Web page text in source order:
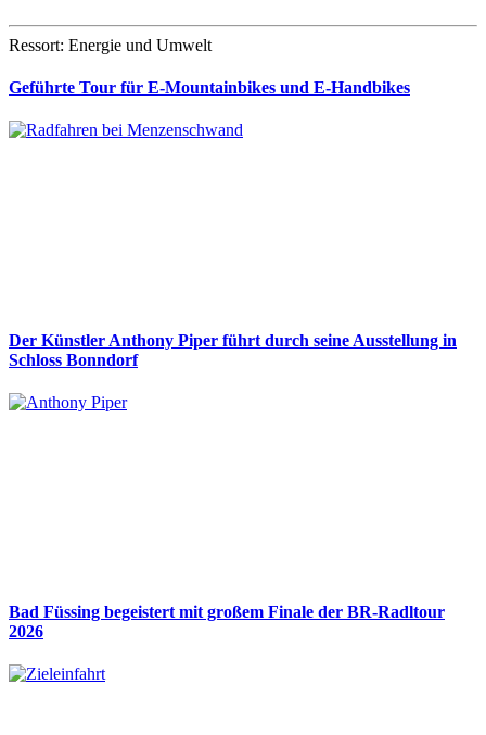
Ressort: Energie und Umwelt
Geführte Tour für E-Mountainbikes und E-Handbikes
Der Künstler Anthony Piper führt durch seine Ausstellung in
Schloss Bonndorf
Bad Füssing begeistert mit großem Finale der BR-Radltour
2026